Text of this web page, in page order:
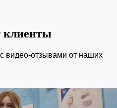
клиенты
видео-отзывами от наших